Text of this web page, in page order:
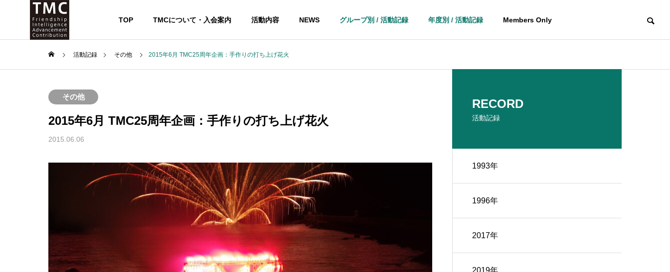
TOP TMCについて・入会案内 活動内容 NEWS グループ別 / 活動記録 年度別 / 活動記録 Members Only
活動記録 その他 2015年6月 TMC25周年企画：手作りの打ち上げ花火
その他
2015年6月 TMC25周年企画：手作りの打ち上げ花火
2015.06.06
RECORD
活動記録
1993年
1996年
2017年
2019年